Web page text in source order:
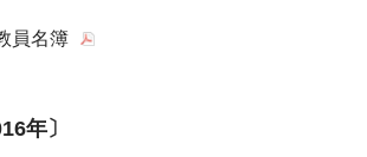
員名簿
年〕